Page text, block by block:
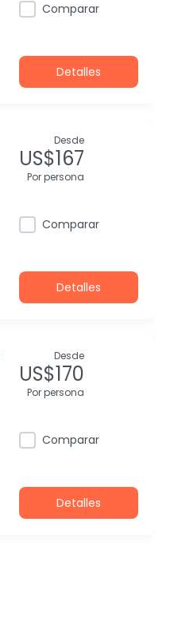
Comparar
Detalles
Desde
US$167
Por persona
Comparar
Detalles
Desde
US$170
Por persona
Comparar
Detalles